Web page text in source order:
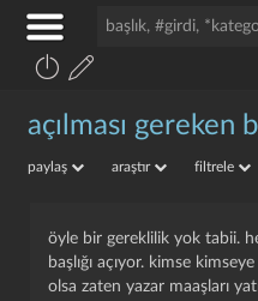
açılması gereken
paylaş araştır filtrele
öyle bir gereklilik yok tabii.
başlığı açıyor. kimse
olsa zaten yazar maaşları